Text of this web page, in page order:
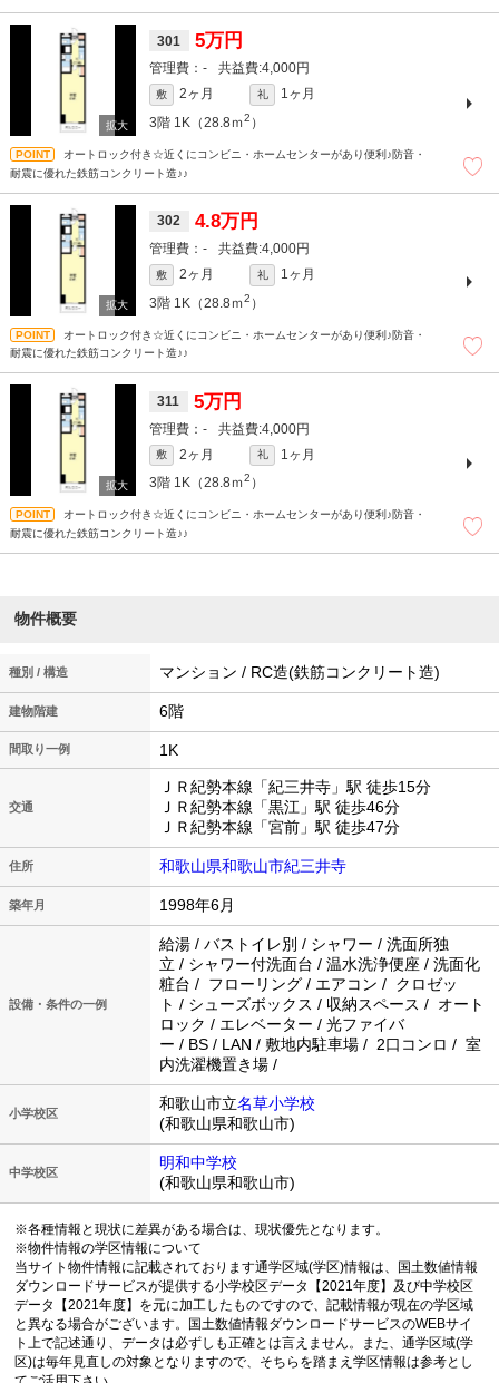
301 5万円
- 4,000円
敷 2ヶ月 礼
1ヶ月
3階 1K（28.8ｍ2 ）
オートロック付き☆近くにコンビニ・ホームセンターがあり便利♪防音・
耐震に優れた鉄筋コンクリート造♪♪
302 4.8万円
- 4,000円
敷 2ヶ月 礼
1ヶ月
3階 1K（28.8ｍ2 ）
オートロック付き☆近くにコンビニ・ホームセンターがあり便利♪防音・
耐震に優れた鉄筋コンクリート造♪♪
311 5万円
- 4,000円
敷 2ヶ月 礼
1ヶ月
3階 1K（28.8ｍ2 ）
オートロック付き☆近くにコンビニ・ホームセンターがあり便利♪防音・
耐震に優れた鉄筋コンクリート造♪♪
物件概要
種別 / 構造 マンション / RC造(鉄筋コンクリート造)
建物階建 6階
間取り一例 1K
交通
ＪＲ紀勢本線「紀三井寺」駅 徒歩15分
ＪＲ紀勢本線「黒江」駅 徒歩46分
ＪＲ紀勢本線「宮前」駅 徒歩47分
住所 和歌山県和歌山市紀三井寺
築年月 1998年6月
設備・条件の一例
給湯 / バストイレ別 / シャワー / 洗面所独
立 / シャワー付洗面台 / 温水洗浄便座 / 洗面化
粧台 / フローリング / エアコン / クロゼッ
ト / シューズボックス / 収納スペース / オート
ロック / エレベーター / 光ファイバ
ー / BS / LAN / 敷地内駐車場 / 2口コンロ / 室
内洗濯機置き場 /
小学校区
和歌山市立名草小学校
(和歌山県和歌山市)
中学校区
明和中学校
(和歌山県和歌山市)
※各種情報と現状に差異がある場合は、現状優先となります。
※物件情報の学区情報について
当サイト物件情報に記載されております通学区域(学区)情報は、国土数値情報
ダウンロードサービスが提供する小学校区データ【2021年度】及び中学校区
データ【2021年度】を元に加工したものですので、記載情報が現在の学区域
と異なる場合がございます。国土数値情報ダウンロードサービスのWEBサイ
ト上で記述通り、データは必ずしも正確とは言えません。また、通学区域(学
区)は毎年見直しの対象となりますので、そちらを踏まえ学区情報は参考とし